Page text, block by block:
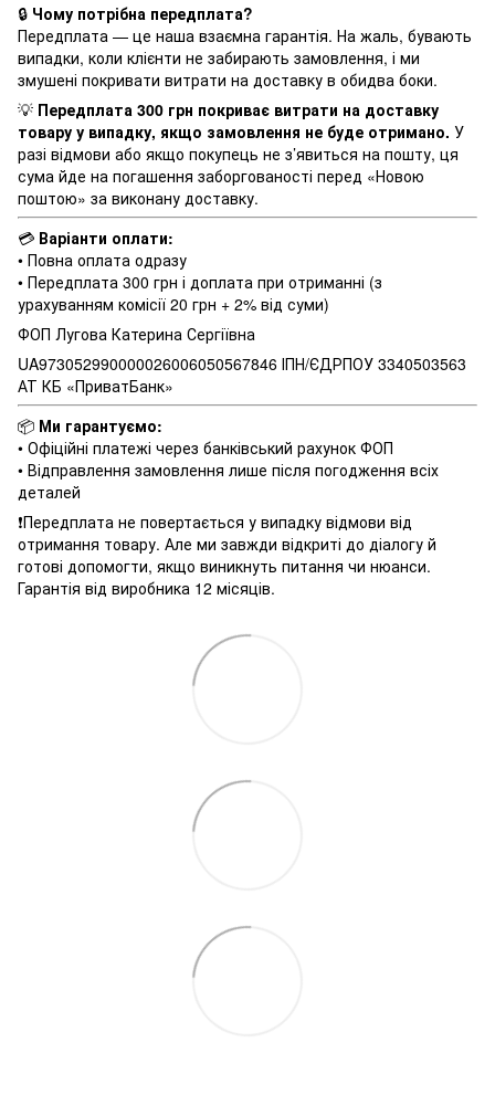
🔒 Чому потрібна передплата?
Передплата — це наша взаємна гарантія. На жаль, бувають
випадки, коли клієнти не забирають замовлення, і ми
змушені покривати витрати на доставку в обидва боки.
💡 Передплата 300 грн покриває витрати на доставку
товару у випадку, якщо замовлення не буде отримано. У
разі відмови або якщо покупець не з’явиться на пошту, ця
сума йде на погашення заборгованості перед «Новою
поштою» за виконану доставку.
💳 Варіанти оплати:
• Повна оплата одразу
• Передплата 300 грн і доплата при отриманні (з
урахуванням комісії 20 грн + 2% від суми)
ФОП Лугова Катерина Сергіївна
UA973052990000026006050567846 ІПН/ЄДРПОУ 3340503563
АТ КБ «ПриватБанк»
📦 Ми гарантуємо:
• Офіційні платежі через банківський рахунок ФОП
• Відправлення замовлення лише після погодження всіх
деталей
❗️Передплата не повертається у випадку відмови від
отримання товару. Але ми завжди відкриті до діалогу й
готові допомогти, якщо виникнуть питання чи нюанси.
Гарантія від виробника 12 місяців.